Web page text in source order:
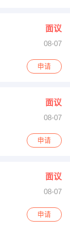
面议
08-07
申请
面议
08-07
申请
面议
08-07
申请